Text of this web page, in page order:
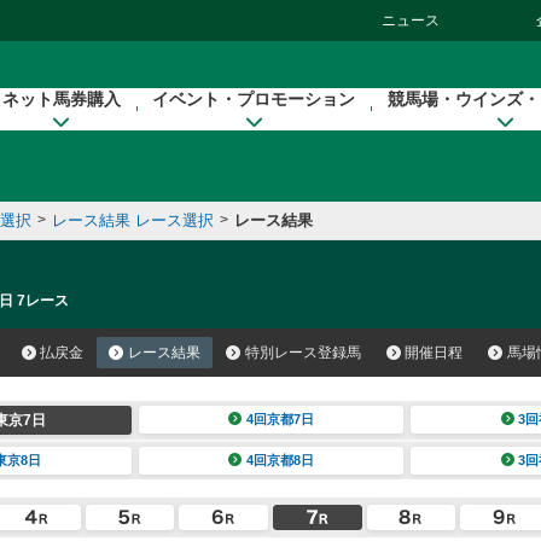
ニュース
ネット馬券購入 イベント・プロモーション 競馬場・ウインズ
択 > レース結果 レース選択 > レース結果
7レース
払戻金 レース結果 特別レース登録馬 開催日程 馬場
京7日 4回京都7日 3
京8日 4回京都8日 3